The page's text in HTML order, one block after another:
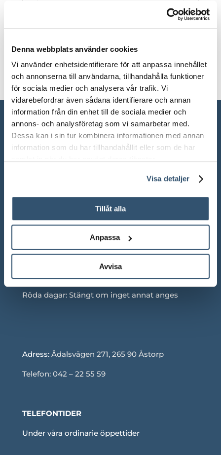
Denna webbplats använder cookies
Vi använder enhetsidentifierare för att anpassa innehållet
och annonserna till användarna, tillhandahålla funktioner
för sociala medier och analysera vår trafik. Vi
vidarebefordrar även sådana identifierare och annan
information från din enhet till de sociala medier och
annons- och analysföretag som vi samarbetar med.
Dessa kan i sin tur kombinera informationen med annan
information som du har tillhandahållit eller som de har
Visa detaljer
Tillåt alla
Anpassa
Avvisa
Mån-Fre: 10.00 – 18.00
Lör: 10.00 – 13.00
Röda dagar: Stängt om inget annat anges
Adress: Ådalsvägen 271, 265 90 Åstorp
Telefon: 042 – 22 55 59
TELEFONTIDER
Under våra ordinarie öppettider